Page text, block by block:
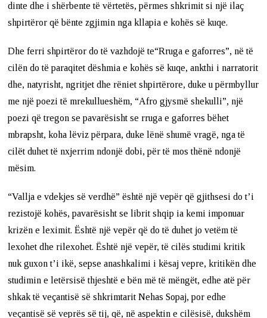
dinte dhe i shërbente të vërtetës, përmes shkrimit si një ilaç
shpirtëror që bënte zgjimin nga kllapia e kohës së kuqe.
Dhe ferri shpirtëror do të vazhdojë te“Rruga e gaforres”, në të
cilën do të paraqitet dëshmia e kohës së kuqe, ankthi i narratorit
dhe, natyrisht, ngritjet dhe rëniet shpirtërore, duke u përmbyllur
me një poezi të mrekullueshëm, “Afro gjysmë shekulli”, një
poezi që tregon se pavarësisht se rruga e gaforres bëhet
mbrapsht, koha lëviz përpara, duke lënë shumë vragë, nga të
cilët duhet të nxjerrim ndonjë dobi, për të mos thënë ndonjë
mësim.
“Vallja e vdekjes së verdhë” është një vepër që gjithsesi do t’i
rezistojë kohës, pavarësisht se librit shqip ia kemi imponuar
krizën e leximit. Është një vepër që do të duhet jo vetëm të
lexohet dhe rilexohet. Është një vepër, të cilës studimi kritik
nuk guxon t’i ikë, sepse anashkalimi i kësaj vepre, kritikën dhe
studimin e letërsisë thjeshtë e bën më të mëngët, edhe atë për
shkak të veçantisë së shkrimtarit Nehas Sopaj, por edhe
veçantisë së veprës së tij, që, në aspektin e cilësisë, dukshëm